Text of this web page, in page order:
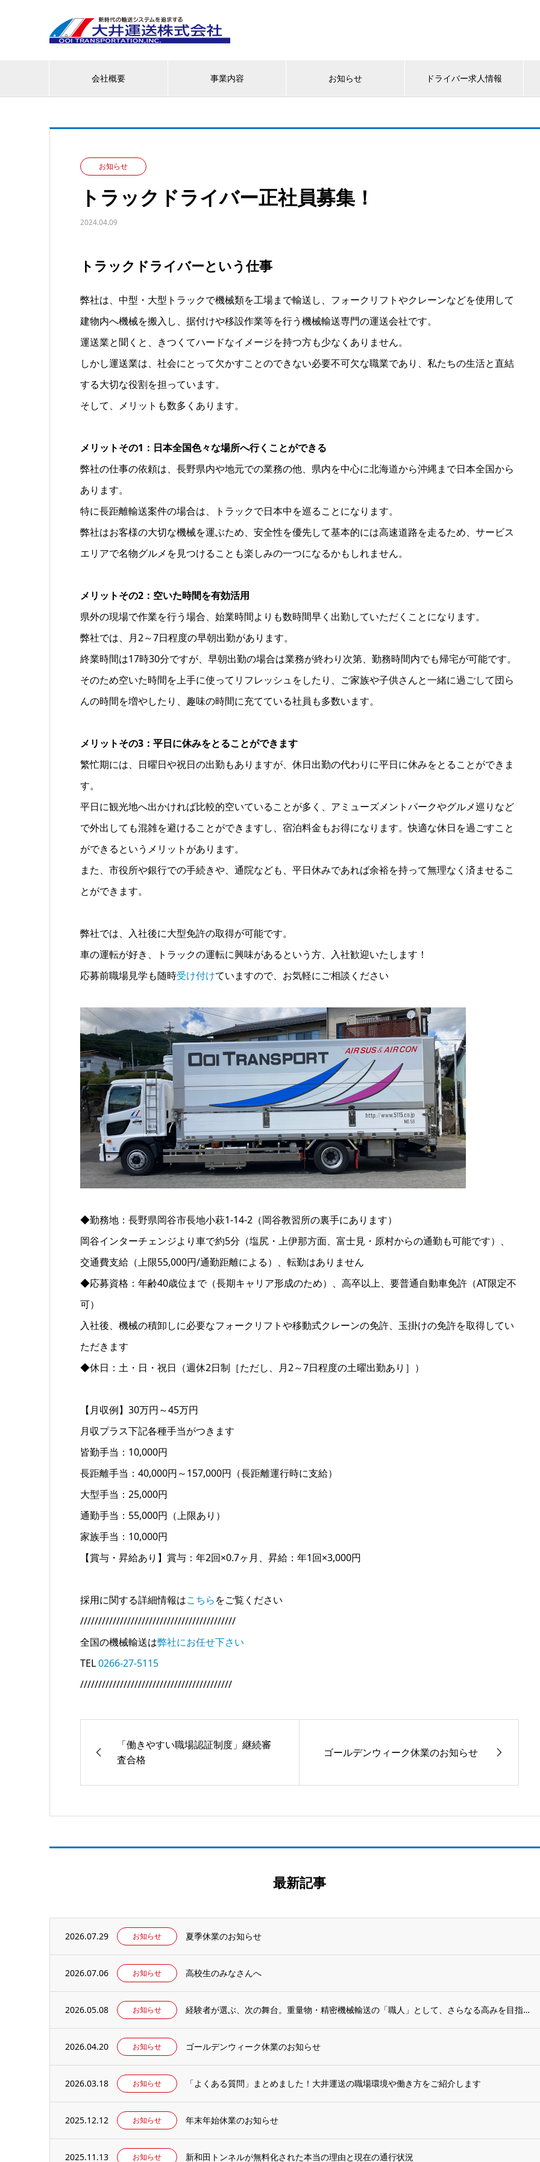
会社概要 事業内容 お知らせ ドライバー求人情報
お知らせ
トラックドライバー正社員募集！
2024.04.09
トラックドライバーという仕事
弊社は、中型・大型トラックで機械類を工場まで輸送し、フォークリフトやクレーンなどを使用して
建物内へ機械を搬入し、据付けや移設作業等を行う機械輸送専門の運送会社です。
運送業と聞くと、きつくてハードなイメージを持つ方も少なくありません。
しかし運送業は、社会にとって欠かすことのできない必要不可欠な職業であり、私たちの生活と直結
する大切な役割を担っています。
そして、メリットも数多くあります。
メリットその1：日本全国色々な場所へ行くことができる
弊社の仕事の依頼は、長野県内や地元での業務の他、県内を中心に北海道から沖縄まで日本全国から
あります。
特に長距離輸送案件の場合は、トラックで日本中を巡ることになります。
弊社はお客様の大切な機械を運ぶため、安全性を優先して基本的には高速道路を走るため、サービス
エリアで名物グルメを見つけることも楽しみの一つになるかもしれません。
メリットその2：空いた時間を有効活用
県外の現場で作業を行う場合、始業時間よりも数時間早く出勤していただくことになります。
弊社では、月2～7日程度の早朝出勤があります。
終業時間は17時30分ですが、早朝出勤の場合は業務が終わり次第、勤務時間内でも帰宅が可能です。
そのため空いた時間を上手に使ってリフレッシュをしたり、ご家族や子供さんと一緒に過ごして団ら
んの時間を増やしたり、趣味の時間に充てている社員も多数います。
メリットその3：平日に休みをとることができます
繁忙期には、日曜日や祝日の出勤もありますが、休日出勤の代わりに平日に休みをとることができま
す。
平日に観光地へ出かければ比較的空いていることが多く、アミューズメントパークやグルメ巡りなど
で外出しても混雑を避けることができますし、宿泊料金もお得になります。快適な休日を過ごすこと
ができるというメリットがあります。
また、市役所や銀行での手続きや、通院なども、平日休みであれば余裕を持って無理なく済ませるこ
とができます。
弊社では、入社後に大型免許の取得が可能です。
車の運転が好き、トラックの運転に興味があるという方、入社歓迎いたします！
応募前職場見学も随時受け付けていますので、お気軽にご相談ください
◆勤務地：長野県岡谷市長地小萩1-14-2（岡谷教習所の裏手にあります）
岡谷インターチェンジより車で約5分（塩尻・上伊那方面、富士見・原村からの通勤も可能です）、
交通費支給（上限55,000円/通勤距離による）、転勤はありません
◆応募資格：年齢40歳位まで（長期キャリア形成のため）、高卒以上、要普通自動車免許（AT限定不
可）
入社後、機械の積卸しに必要なフォークリフトや移動式クレーンの免許、玉掛けの免許を取得してい
ただきます
◆休日：土・日・祝日（週休2日制［ただし、月2～7日程度の土曜出勤あり］）
【月収例】30万円～45万円
月収プラス下記各種手当がつきます
皆勤手当：10,000円
長距離手当：40,000円～157,000円（長距離運行時に支給）
大型手当：25,000円
通勤手当：55,000円（上限あり）
家族手当：10,000円
【賞与・昇給あり】賞与：年2回×0.7ヶ月、昇給：年1回×3,000円
採用に関する詳細情報はこちらをご覧ください
///////////////////////////////////////////
全国の機械輸送は弊社にお任せ下さい
TEL0266-27-5115
//////////////////////////////////////////
「働きやすい職場認証制度」継続審
査合格
ゴールデンウィーク休業のお知らせ
最新記事
2026.07.29 お知らせ 夏季休業のお知らせ
2026.07.06 お知らせ 高校生のみなさんへ
2026.05.08 お知らせ 経験者が選ぶ、次の舞台。重量物・精密機械輸送の「職人」として、さらなる高みを目指せる理...
2026.04.20 お知らせ ゴールデンウィーク休業のお知らせ
2026.03.18 お知らせ 「よくある質問」まとめました！大井運送の職場環境や働き方をご紹介します
2025.12.12 お知らせ 年末年始休業のお知らせ
2025.11.13 お知らせ 新和田トンネルが無料化された本当の理由と現在の通行状況